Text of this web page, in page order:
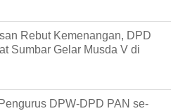
Rebut Kemenangan, DPD
Sumbar Gelar Musda V di
DPW-DPD PAN se-